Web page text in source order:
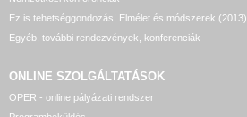
Ez is tehetséggondozás! Elmélet és módszerek (2013)
Egyéb, további rendezvények, konferenciák
ONLINE SZOLGÁLTATÁSOK
OPER - online pályázati rendszer